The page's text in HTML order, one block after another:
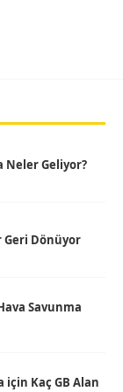
Neler Geliyor?
Geri Dönüyor
Savunma
için Kaç GB Alan